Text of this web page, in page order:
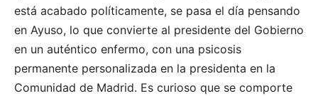
está acabado políticamente, se pasa el día pensando
en Ayuso, lo que convierte al presidente del Gobierno
en un auténtico enfermo, con una psicosis
permanente personalizada en la presidenta en la
Comunidad de Madrid. Es curioso que se comporte